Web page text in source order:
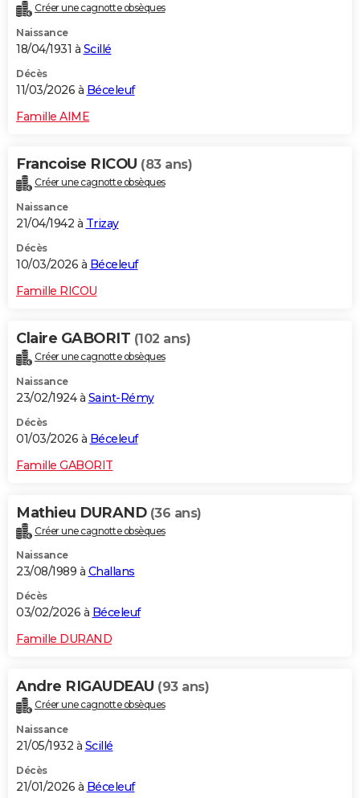
Créer une cagnotte obsèques
Naissance
18/04/1931 à Scillé
Décès
11/03/2026 à Béceleuf
Famille AIME
Francoise RICOU (83 ans)
Créer une cagnotte obsèques
Naissance
21/04/1942 à Trizay
Décès
10/03/2026 à Béceleuf
Famille RICOU
Claire GABORIT (102 ans)
Créer une cagnotte obsèques
Naissance
23/02/1924 à Saint-Rémy
Décès
01/03/2026 à Béceleuf
Famille GABORIT
Mathieu DURAND (36 ans)
Créer une cagnotte obsèques
Naissance
23/08/1989 à Challans
Décès
03/02/2026 à Béceleuf
Famille DURAND
Andre RIGAUDEAU (93 ans)
Créer une cagnotte obsèques
Naissance
21/05/1932 à Scillé
Décès
21/01/2026 à Béceleuf